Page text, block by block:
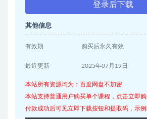
登录后下载
其他信息
有效期 购买后永久有效
最近更新 2025年07月19日
本站所有资源均为：百度网盘不加密
本站支持普通用户购买单个课程，点击立即
付款成功后可见立即下载按钮和提取码，示例